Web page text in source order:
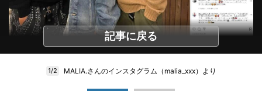
記事に戻る
1/2 MALIA.さんのインスタグラム（malia_xxx）より